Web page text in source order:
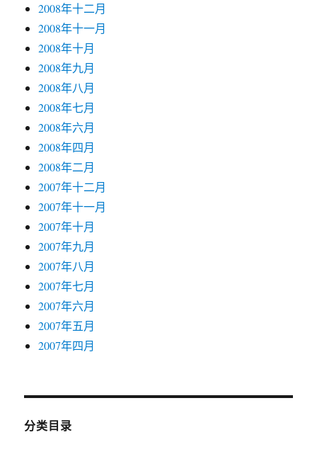
2008年十二月
2008年十一月
2008年十月
2008年九月
2008年八月
2008年七月
2008年六月
2008年四月
2008年二月
2007年十二月
2007年十一月
2007年十月
2007年九月
2007年八月
2007年七月
2007年六月
2007年五月
2007年四月
分类目录